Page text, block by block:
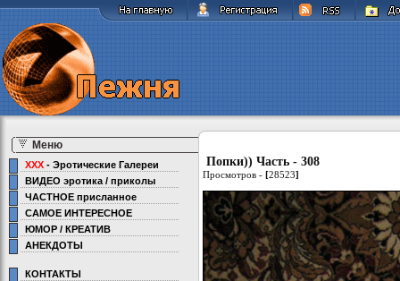
Меню
XXX - Эротические Галереи
ВИДЕО эротика / приколы
ЧАСТНОЕ присланное
САМОЕ ИНТЕРЕСНОЕ
ЮМОР / КРЕАТИВ
АНЕКДОТЫ
КОНТАКТЫ
Попки)) Часть - 308
Просмотров - [28523]